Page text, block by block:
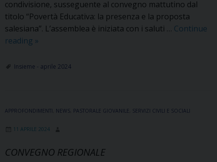
condivisione, susseguente al convegno mattutino dal
titolo “Povertà Educativa: la presenza e la proposta
salesiana”. L’assemblea è iniziata con i saluti … Continue
reading Assemblea
Comitato
per
il
»
Insieme - aprile 2024
APPROFONDIMENTI NEWS PASTORALE GIOVANILE SERVIZI CIVILI E SOCIALI
11 APRILE 2024
CONVEGNO REGIONALE